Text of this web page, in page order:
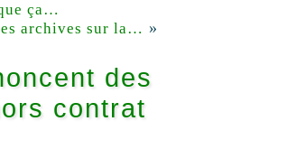
ça…
archives sur la… »
des
contrat